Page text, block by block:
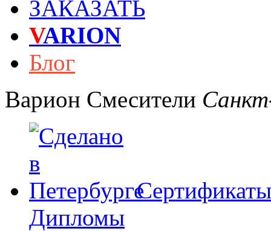
ЗАКАЗАТЬ
VARION
Блог
Варион Смесители
Сертификаты
Дипломы